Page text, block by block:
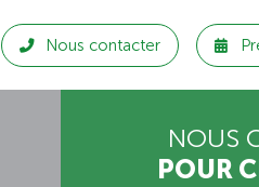
Nous contacter
NOUS
POUR